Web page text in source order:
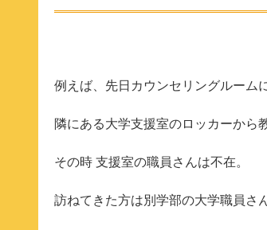
例えば、先日カウンセリングルーム
隣にある大学支援室のロッカーから
その時 支援室の職員さんは不在。
訪ねてきた方は別学部の大学職員さ